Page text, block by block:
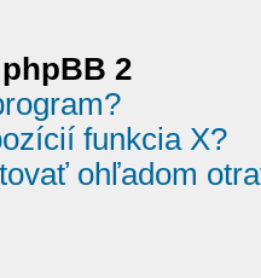
2
funkcia X?
ohľadom